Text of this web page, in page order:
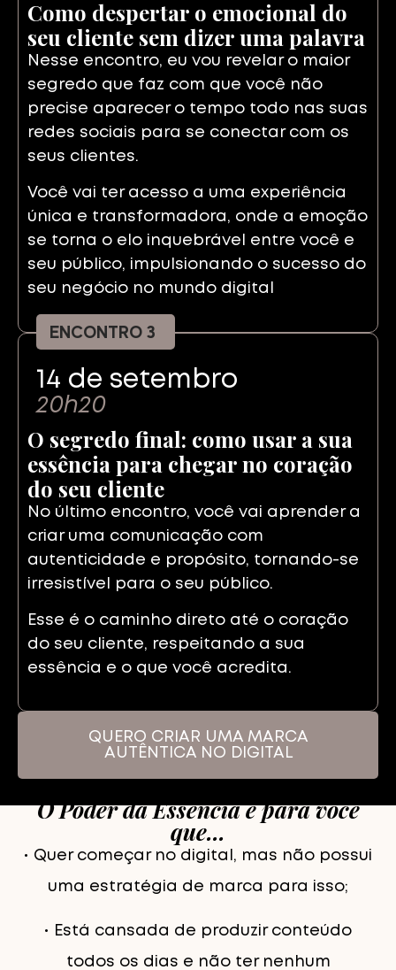
Como despertar o emocional do
seu cliente sem dizer uma palavra
Nesse encontro, eu vou revelar o maior
segredo que faz com que você não
precise aparecer o tempo todo nas suas
redes sociais para se conectar com os
seus clientes.
Você vai ter acesso a uma experiência
única e transformadora, onde a emoção
se torna o elo inquebrável entre você e
seu público, impulsionando o sucesso do
seu negócio no mundo digital
ENCONTRO 3
14 de setembro
20h20
O segredo final: como usar a sua
essência para chegar no coração
do seu cliente
No último encontro, você vai aprender a
criar uma comunicação com
autenticidade e propósito, tornando-se
irresistível para o seu público.
Esse é o caminho direto até o coração
do seu cliente, respeitando a sua
essência e o que você acredita.
QUERO CRIAR UMA MARCA
AUTÊNTICA NO DIGITAL
O Poder da Essência é para você
que…
• Quer começar no digital, mas não possui
uma estratégia de marca para isso;
• Está cansada de produzir conteúdo
todos os dias e não ter nenhum